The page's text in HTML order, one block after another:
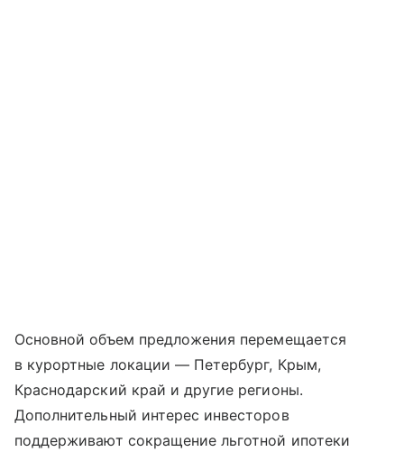
Основной объем предложения перемещается
в курортные локации — Петербург, Крым,
Краснодарский край и другие регионы.
Дополнительный интерес инвесторов
поддерживают сокращение льготной ипотеки